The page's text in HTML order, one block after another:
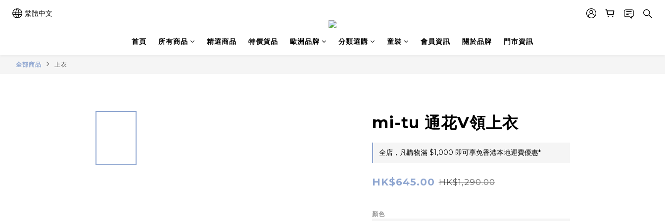
繁體中文
首頁 所有商品 精選商品 特價貨品 歐洲品牌 分類選購 童裝 會員資訊 關於品牌 門市資訊
全部商品 上衣
mi-tu 通花V領上衣
全店，凡購物滿 $1,000 即可享免香港本地運費優惠*
HK$645.00 HK$1,290.00
顏色